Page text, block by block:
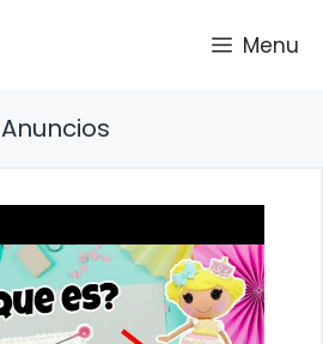
Menu
Anuncios